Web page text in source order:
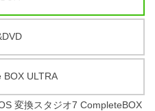
BOX ULTRA
変換スタジオ7 CompleteBOX